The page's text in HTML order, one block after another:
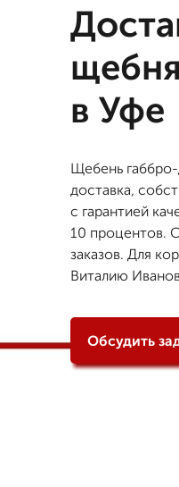
в Уфе
Щебень габбро-
доставка,
с гарантией
10 процентов.
заказов. Для
Виталию
Обсудить